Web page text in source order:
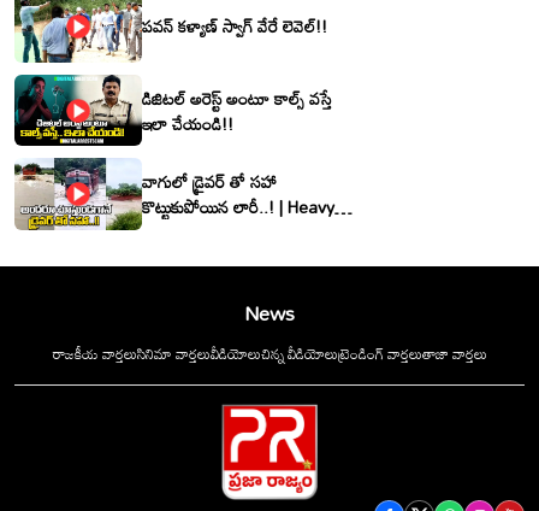
పవన్ కళ్యాణ్ స్వాగ్ వేరే లెవెల్!!
డిజిటల్ అరెస్ట్ అంటూ కాల్స్ వస్తే
ఇలా చేయండి!!
వాగులో డ్రైవర్ తో సహా
కొట్టుకుపోయిన లారీ..! | Heavy
News
రాజకీయ వార్తలుసినిమా వార్తలువీడియోలుచిన్న వీడియోలుట్రెండింగ్ వార్తలుతాజా వార్తలు